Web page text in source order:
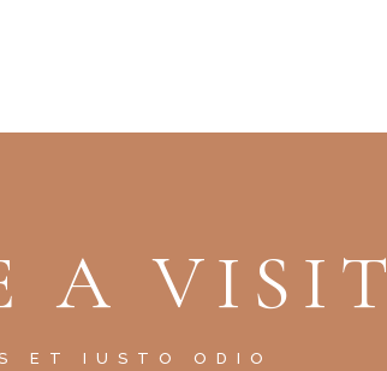
A VISIT
ET IUSTO ODIO